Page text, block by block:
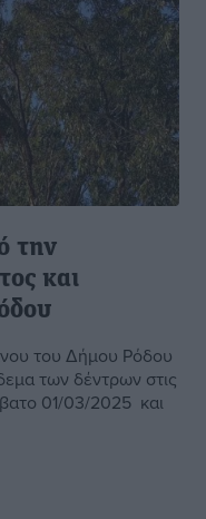
την
και
του Δήμου Ρόδου
των δέντρων στις
01/03/2025 και